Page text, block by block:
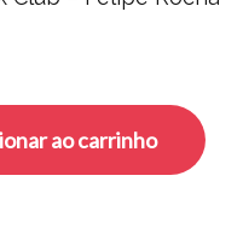
ao carrinho